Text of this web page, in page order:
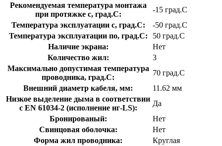
Рекомендуемая температура монтажа
при протяжке с, град.C:
-15 град.C
Температура эксплуатации с, град.C:
-50 град.C
Температура эксплуатации по, град.C:
50 град.C
Наличие экрана:
Нет
Количество жил:
3
Максимально допустимая температура
проводника, град.C:
70 град.C
Внешний диаметр кабеля, мм:
11.62 мм
Низкое выделение дыма в соответствии
с EN 61034-2 (исполнение нг-LS):
Да
Бронированый:
Нет
Свинцовая оболочка:
Нет
Форма жил проводника:
Круглая